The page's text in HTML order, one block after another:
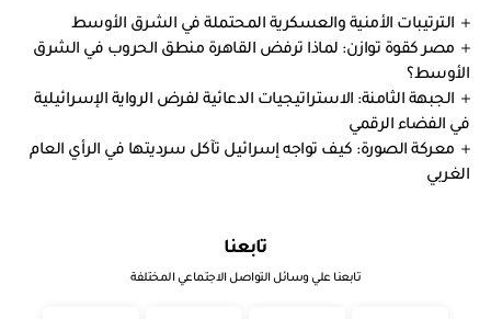
الترتيبات الأمنية والعسكرية المحتملة في الشرق الأوسط
مصر كقوة توازن: لماذا ترفض القاهرة منطق الحروب في الشرق
الأوسط؟
الجبهة الثامنة: الاستراتيجيات الدعائية لفرض الرواية الإسرائيلية
في الفضاء الرقمي
معركة الصورة: كيف تواجه إسرائيل تآكل سرديتها في الرأي العام
الغربي
تابعنا
تابعنا علي وسائل التواصل الاجتماعي المختلفة